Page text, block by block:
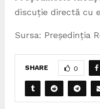
discuție directă cu
Sursa: Președinția
SHARE 0